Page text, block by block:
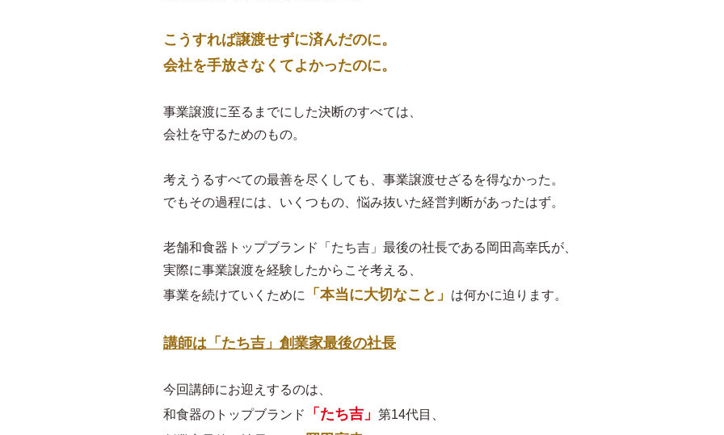
こうすれば譲渡せずに済んだのに。
会社を手放さなくてよかったのに。
事業譲渡に至るまでにした決断のすべては、
会社を守るためのもの。
考えうるすべての最善を尽くしても、事業譲渡せざるを得なかった。
でもその過程には、いくつもの、悩み抜いた経営判断があったはず。
老舗和食器トップブランド「たち吉」最後の社長である岡田高幸氏が、
実際に事業譲渡を経験したからこそ考える、
事業を続けていくために
「本当に大切なこと」 は何かに迫ります。
講師は「たち吉」創業家最後の社長
今回講師にお迎えするのは、
和食器のトップブランド
「たち吉」 第14代目、